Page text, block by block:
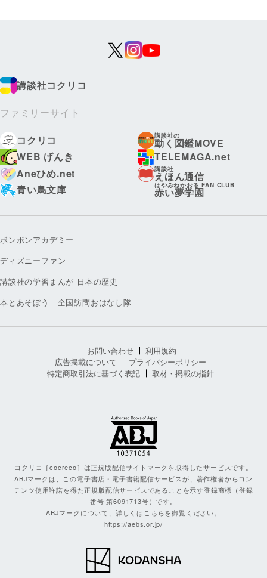
講談社コクリコ
ファミリーサイト
コクリコ
講談社の
動く図鑑MOVE
WEB げんき
TELEMAGA.net
Aneひめ.net
講談社
えほん通信
青い鳥文庫
はやみねかおる FAN CLUB
赤い夢学園
ボンボンアカデミー
ディズニーファン
講談社の学習まんが 日本の歴史
本とあそぼう 全国訪問おはなし隊
お問い合わせ
利用規約
広告掲載について
プライバシーポリシー
特定商取引法に基づく表記
取材・掲載の指針
コクリコ［cocreco］は正規版配信サイトマークを取得したサービスです。
ABJマークは、この電子書店・電子書籍配信サービスが、著作権者からコン
テンツ使用許諾を得た正規版配信サービスであることを示す登録商標（登録
番号 第6091713号）です。
ABJマークについて、詳しくはこちらを御覧ください。
https://aebs.or.jp/